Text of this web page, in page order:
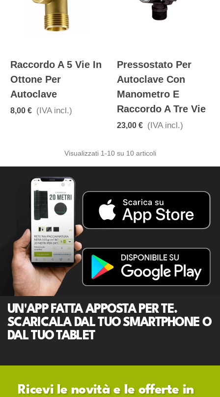
Raccordo A 5 Vie In
Ottone Per
Autoclave
8,00 € (IVA incl.)
Pressostato Per
Autoclave Con
Manometro E
Raccordo A Tre Vie
23,00 € (IVA incl.)
Visualizzati 1-10 su 10 articoli
UN'APP FATTA APPOSTA PER TE.
SCARICALA DAL TUO SMARTPHONE O
DAL TUO TABLET
Ricevi le novità e le offerte in